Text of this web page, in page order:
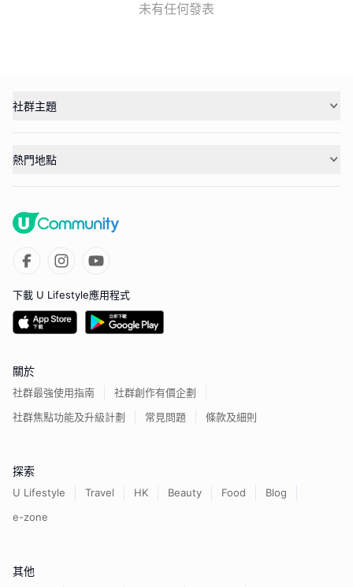
未有任何發表
社群主題
熱門地點
下載 U Lifestyle應用程式
關於
社群最強使用指南
社群創作有價企劃
社群焦點功能及升級計劃
常見問題 條款及細則
探索
U Lifestyle Travel HK Beauty Food
Blog
e-zone
其他